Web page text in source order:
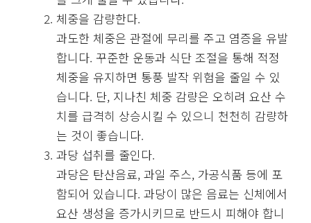
체중을 감량한다.
과도한 체중은 관절에 무리를 주고 염증을 유발
합니다. 꾸준한 운동과 식단 조절을 통해 적정
체중을 유지하면 통풍 발작 위험을 줄일 수 있
습니다. 단, 지나친 체중 감량은 오히려 요산 수
치를 급격히 상승시킬 수 있으니 천천히 감량하
는 것이 좋습니다.
과당 섭취를 줄인다.
과당은 탄산음료, 과일 주스, 가공식품 등에 포
함되어 있습니다. 과당이 많은 음료는 신체에서
요산 생성을 증가시키므로 반드시 피해야 합니